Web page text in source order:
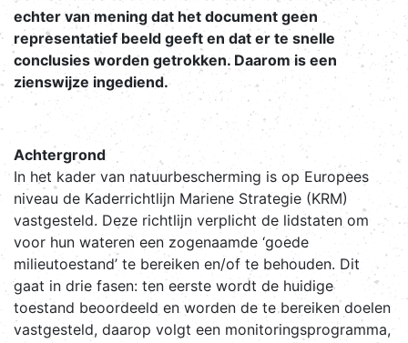
echter van mening dat het document geen
representatief beeld geeft en dat er te snelle
conclusies worden getrokken. Daarom is een
zienswijze ingediend.
Achtergrond
In het kader van natuurbescherming is op Europees
niveau de Kaderrichtlijn Mariene Strategie (KRM)
vastgesteld. Deze richtlijn verplicht de lidstaten om
voor hun wateren een zogenaamde ‘goede
milieutoestand’ te bereiken en/of te behouden. Dit
gaat in drie fasen: ten eerste wordt de huidige
toestand beoordeeld en worden de te bereiken doelen
vastgesteld, daarop volgt een monitoringsprogramma,